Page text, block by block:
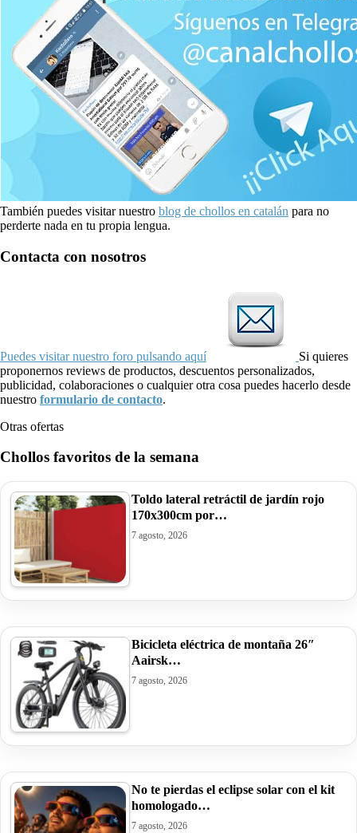
También puedes visitar nuestro blog de chollos en catalán para no
perderte nada en tu propia lengua.
Contacta con nosotros
Puedes visitar nuestro foro pulsando aquí
Si quieres
proponernos reviews de productos, descuentos personalizados,
publicidad, colaboraciones o cualquier otra cosa puedes hacerlo desde
nuestro formulario de contacto.
Otras ofertas
Chollos favoritos de la semana
Toldo lateral retráctil de jardín rojo
170x300cm por…
7 agosto, 2026
Bicicleta eléctrica de montaña 26″
Aairsk…
7 agosto, 2026
No te pierdas el eclipse solar con el kit
homologado…
7 agosto, 2026